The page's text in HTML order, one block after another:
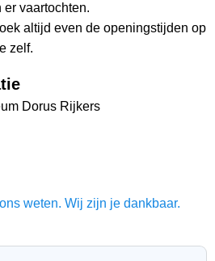
er vaartochten.
altijd even de openingstijden op
zelf.
Dorus Rijkers
weten. Wij zijn je dankbaar.